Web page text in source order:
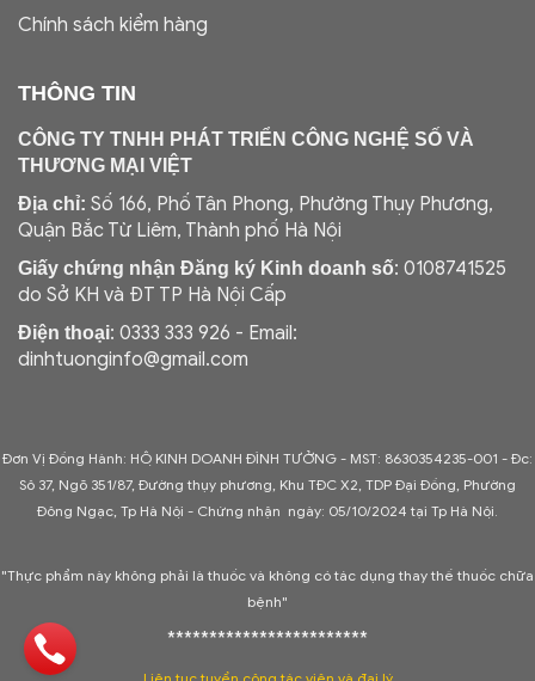
Chính sách kiểm hàng
THÔNG TIN
CÔNG TY TNHH PHÁT TRIỂN CÔNG NGHỆ SỐ VÀ
THƯƠNG MẠI VIỆT
Địa chỉ: Số 166, Phố Tân Phong, Phường Thụy Phương,
Quận Bắc Từ Liêm, Thành phố Hà Nội
Giấy chứng nhận Đăng ký Kinh doanh số: 0108741525
do Sở KH và ĐT TP Hà Nội Cấp
Điện thoại: 0333 333 926 - Email:
dinhtuonginfo@gmail.com
Đơn Vị Đồng Hành: HỘ KINH DOANH ĐÌNH TƯỞNG - MST: 8630354235-001 - Đc:
Sô 37, Ngõ 351/87, Đường thụy phương, Khu TĐC X2, TDP Đại Đồng, Phường
Đông Ngạc, Tp Hà Nội - Chứng nhận ngày: 05/10/2024 tại Tp Hà Nội.
"Thực phẩm này không phải là thuốc và không có tác dụng thay thế thuốc chữa
bệnh"
************************